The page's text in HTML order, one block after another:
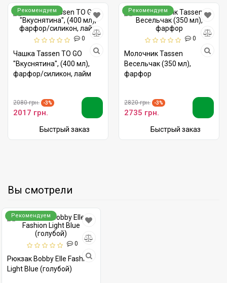
Рекомендуем
0
Чашка Tassen TO GO
"Вкуснятина", (400 мл),
фарфор/силикон, лайм
2080 грн. -3%
2017 грн.
Быстрый заказ
Рекомендуем
0
Молочник Tassen
Весельчак (350 мл),
фарфор
2820 грн. -3%
2735 грн.
Быстрый заказ
Вы смотрели
Рекомендуем
0
Рюкзак Bobby Elle Fashion
Light Blue (голубой)